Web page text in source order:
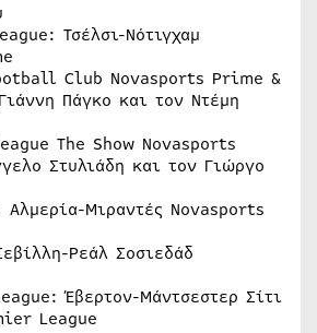
Τσέλσι-Νότιγχαμ
Club Novasports Prime &
Πάγκο και τον Ντέμη
The Show Novasports
Στυλιάδη και τον Γιώργο
Μιραντές Novasports
Ρεάλ Σοσιεδάδ
Έβερτον-Μάντσεστερ Σίτι
League